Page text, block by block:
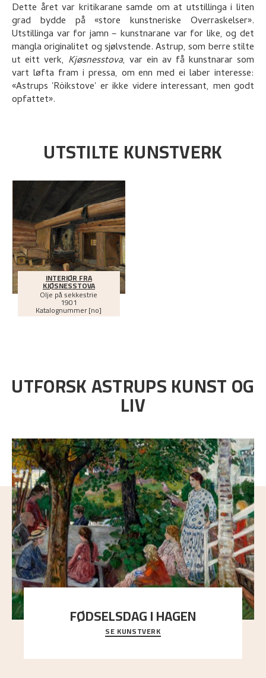
Dette året var kritikarane samde om at utstillinga i liten
grad bydde på «store kunstneriske Overraskelser».
Utstillinga var for jamn – kunstnarane var for like, og det
mangla originalitet og sjølvstende. Astrup, som berre stilte
ut eitt verk, Kjøsnesstova, var ein av få kunstnarar som
vart løfta fram i pressa, om enn med ei laber interesse:
«Astrups 'Röikstove' er ikke videre interessant, men godt
opfattet».
UTSTILTE KUNSTVERK
INTERIØR FRA
KJØSNESSTOVA
Olje på sekkestrie
1901
Katalognummer [no]
UTFORSK ASTRUPS KUNST OG
LIV
FØDSELSDAG I HAGEN
En gruppe mennesker er samlet under de store
trekronene i prestegårdshagen...
SE KUNSTVERK